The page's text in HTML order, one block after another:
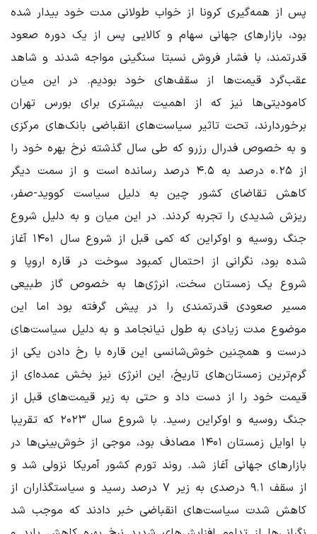
پس از همه‌گیری کرونا از خواب طولانی مدت خود بیدار شده
بود، بازارهای جهانی سهام و کالایی پس از یک دوره صعود
قدرتمند، با فشار فروش نسبتا سنگینی مواجه شدند و شاهد
عقب‌گرد قیمت‌ها از سقف‌های خود بودیم. در این میان
کامودیتی‌ها نیز که از اهمیت بیشتری برای بورس تهران
برخوردارند، تحت تاثیر سیاست‌های انقباضی بانک‌های مرکزی
و به خصوص فدرال رزرو که طی سال گذشته نرخ بهره خود را
از ۰.۲۵ درصد به ۴.۵ درصد رسانده است و از سمت دیگر
کاهش تقاضای کشور چین به دلیل سیاست کووید-صفر،
ریزش شدیدی را تجربه کردند. در این میان و به دلیل شروع
جنگ روسیه و اوکراین که کمی قبل از شروع سال ۱۴۰۱ آغاز
شده بود، نگرانی از احتمال کمبود سوخت در قاره اروپا و
شروع یک زمستان سخت، انرژی‌ها به خصوص گاز طبیعی
مسیر صعودی قدرتمندی را در پیش گرفته بود اما این
موضوع مدت زیادی به طول نیانجامد و به دلیل سیاست‌های
درست و همچنین خوش‌شانسی این قاره با رخ دادن یکی از
گرم‌ترین زمستان‌های تاریخ، این انرژی نیز بخش عمده‌ای از
قیمت خود را از دست داد و حتی به زیر قیمت‌های قبل از
جنگ روسیه و اوکراین رسید. با شروع سال ۲۰۲۳ که تقریبا
با اوایل زمستان ۱۴۰۱ مصادف بود، موجی از خوش‌بینی‌ها در
بازارهای جهانی آغاز شد. روند تورم کشور آمریکا نزولی شد و
از سقف ۹.۱ درصدی به زیر ۷ درصد رسید و سیاستگذاران از
کاهش شدت سیاست‌های انقباضی خبر دادند که موجب شد